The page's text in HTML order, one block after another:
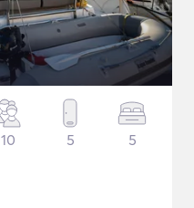
10 5 5